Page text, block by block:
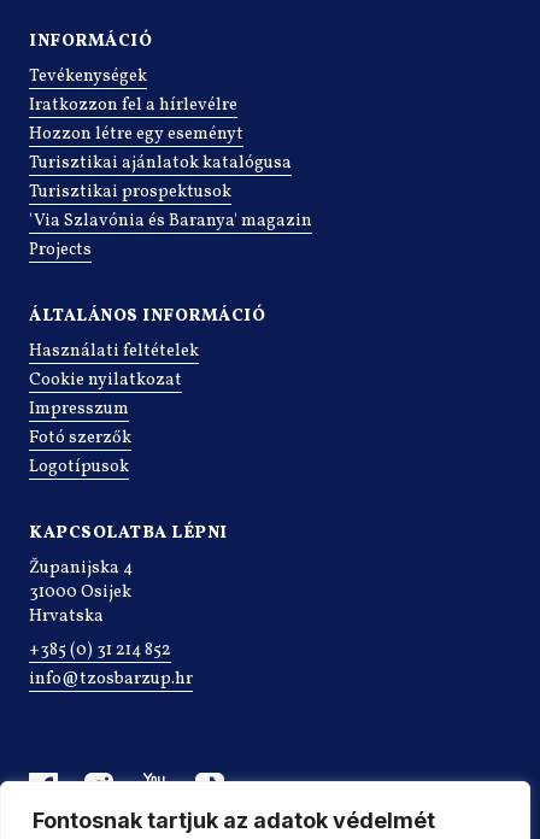
Fontosnak tartjuk az adatok védelmét
INFORMÁCIÓ
Tevékenységek
Iratkozzon fel a hírlevélre
Hozzon létre egy eseményt
Turisztikai ajánlatok katalógusa
Turisztikai prospektusok
'Via Szlavónia és Baranya' magazin
Projects
ÁLTALÁNOS INFORMÁCIÓ
Használati feltételek
Cookie nyilatkozat
Impresszum
Fotó szerzők
Logotípusok
KAPCSOLATBA LÉPNI
Županijska 4
31000 Osijek
Hrvatska
+385 (0) 31 214 852
info@tzosbarzup.hr